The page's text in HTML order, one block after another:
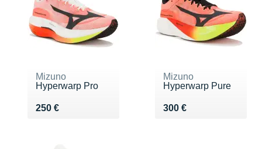
Mizuno
Hyperwarp Pro
250 €
Vendu 250 €
Mizuno
Hyperwarp Pure
300 €
Vendu 300 €